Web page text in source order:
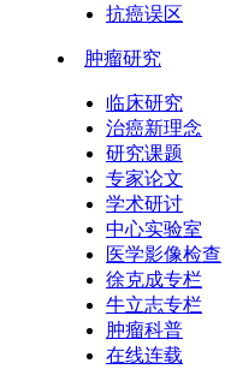
抗癌误区
肿瘤研究
临床研究
治癌新理念
研究课题
专家论文
学术研讨
中心实验室
医学影像检查
徐克成专栏
牛立志专栏
肿瘤科普
在线连载